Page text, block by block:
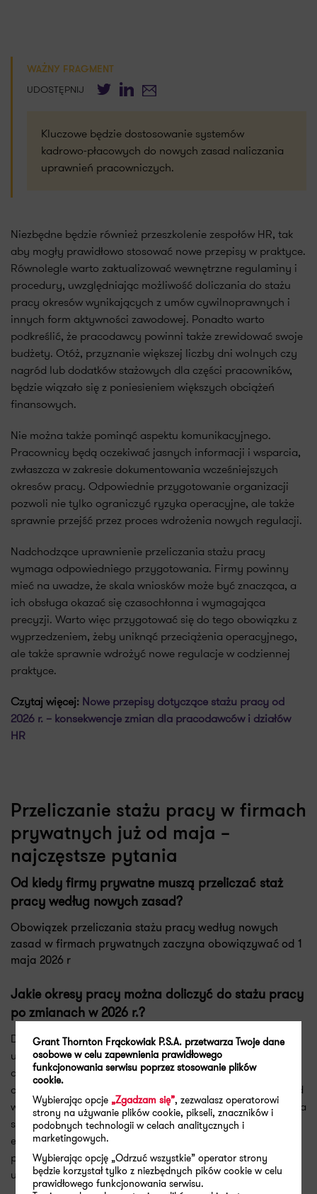
WAŻNY FRAGMENT
UDOSTĘPNIJ TwitterLinkedIn
E-mail
Kluczowe będzie dostosowanie systemów
kadrowo-płacowych do nowych zasad naliczania
uprawnień pracowniczych.
Niezbędne będzie również przeszkolenie zespołów HR, tak
aby mogły prawidłowo stosować nowe przepisy w praktyce.
Równolegle warto zaktualizować wewnętrzne regulaminy i
procedury, uwzględniając możliwość doliczania do stażu
pracy okresów wynikających z umów cywilnoprawnych i
innych form aktywności zawodowej. Ponadto warto
podkreślić, że pracodawcy powinni także zrewidować swoje
budżety. Otóż, przyznanie większej liczby dni wolnych czy
nagród lub dodatków stażowych dla części pracowników,
będzie wiązało się z poniesieniem większych obciążeń
finansowych.
Nie można także pominąć aspektu komunikacyjnego.
Pracownicy będą oczekiwać jasnych informacji i wsparcia,
zwłaszcza w zakresie dokumentowania wcześniejszych
okresów pracy. Odpowiednie przygotowanie organizacji
pozwoli nie tylko ograniczyć ryzyka operacyjne, ale także
sprawnie przejść przez proces wdrożenia nowych regulacji.
Nadchodzące uprawnienie przeliczania stażu pracy
wymaga odpowiedniego przygotowania. Firmy powinny
mieć na uwadze, że skala wniosków może być znacząca, a
ich obsługa okazać się czasochłonna i wymagająca
precyzji. Warto więc przygotować się do tego obowiązku z
wyprzedzeniem, żeby uniknąć przeciążenia operacyjnego,
ale także sprawnie wdrożyć nowe regulacje w codziennej
praktyce.
Czytaj więcej: Nowe przepisy dotyczące stażu pracy od
2026 r. – konsekwencje zmian dla pracodawców i działów
HR
Przeliczanie stażu pracy w firmach
prywatnych już od maja –
najczęstsze pytania
Od kiedy firmy prywatne muszą przeliczać staż
pracy według nowych zasad?
Obowiązek przeliczania stażu pracy według nowych
zasad w firmach prywatnych zaczyna obowiązywać od 1
maja 2026 r
Jakie okresy pracy można doliczyć do stażu pracy
po zmianach w 2026 r.?
Do stażu pracy można doliczyć m.in. okresy pracy na
umowie zlecenia, umowie agencyjnej, prowadzenia
działalności gospodarczej, współpracy przy działalności,
oraz zawieszenia działalności na opiekę nad dzieckiem, pod
warunkiem, że były odprowadzane składki na ubezpieczenia
społeczne bądź osoba nie podlegała ubezpieczeniom
emerytalnemu i rentowym na podstawie odrębnych
przepisów. Do stażu będą wliczane również
udokumentowane okresy pracy za granicą innej niż etat.
Grant Thornton Frąckowiak P.S.A. przetwarza Twoje dane
osobowe w celu zapewnienia prawidłowego
funkcjonowania serwisu poprzez stosowanie plików
cookie.
Wybierając opcje„Zgadzam się”, zezwalasz operatorowi
strony na używanie plików cookie, pikseli, znaczników i
podobnych technologii w celach analitycznych i
marketingowych.
Wybierając opcję „Odrzuć wszystkie” operator strony
będzie korzystał tylko z niezbędnych pików cookie w celu
prawidłowego funkcjonowania serwisu.